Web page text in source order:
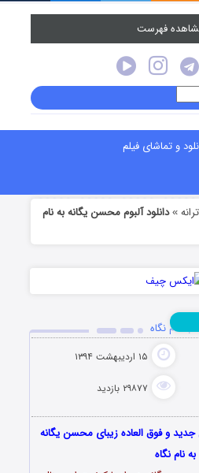
فهرست
و تماشای فیلم
ترانه »دانلود آلبوم محسن یگانه به نام
نام نگاه
۱۵ اردیبهشت ۱۳۹۴
۲۹۸۷۷ بازدید
جدید و فوق العاده زیبای محسن یگانه
به نام نگاه